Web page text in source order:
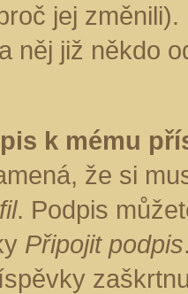
jej
něj již někdo
k mému
že si
. Podpis
Připojit podpis